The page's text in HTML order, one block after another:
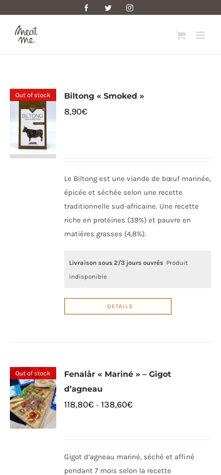
content
FacebookTwitter Instagram
Out of stock Biltong « Smoked »
8,90€
Le Biltong est une viande de bœuf marinée,
épicée et séchée selon une recette
traditionnelle sud-africaine. Une recette
riche en protéines (39%) et pauvre en
matières grasses (4,8%).
Livraison sous 2/3 jours ouvrés Produit
indisponible
DETAILS
Out of stock
Fenalår « Mariné » – Gigot
d’agneau
118,80€ –138,60€
Gigot d’agneau mariné, séché et affiné
pendant 7 mois selon la recette